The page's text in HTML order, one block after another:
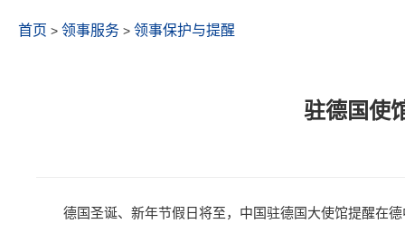
首页 > 领事服务 > 领事保护与提醒
驻德国使
德国圣诞、新年节假日将至，中国驻德国大使馆提醒在